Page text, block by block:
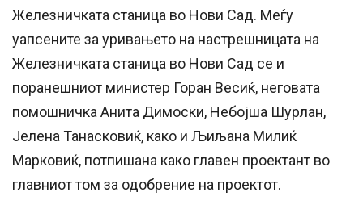
Железничката станица во Нови Сад. Меѓу
уапсените за уривањето на настрешницата на
Железничката станица во Нови Сад се и
поранешниот министер Горан Весиќ, неговата
помошничка Анита Димоски, Небојша Шурлан,
Јелена Танасковиќ, како и Љиљана Милиќ
Марковиќ, потпишана како главен проектант во
главниот том за одобрение на проектот.